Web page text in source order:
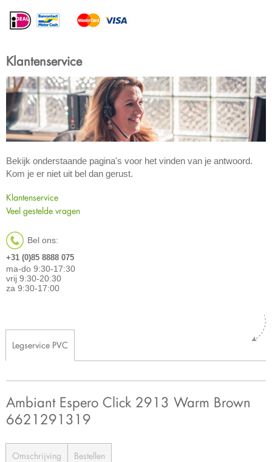
Klantenservice
Bekijk onderstaande pagina's voor het vinden van je antwoord.
Kom je er niet uit bel dan gerust.
Klantenservice
Veel gestelde vragen
Bel ons:
+31 (0)85 8888 075
ma-do 9:30-17:30
vrij 9:30-20:30
za 9:30-17:00
Legservice PVC
Ambiant Espero Click 2913 Warm Brown
6621291319
Omschrijving Bestellen